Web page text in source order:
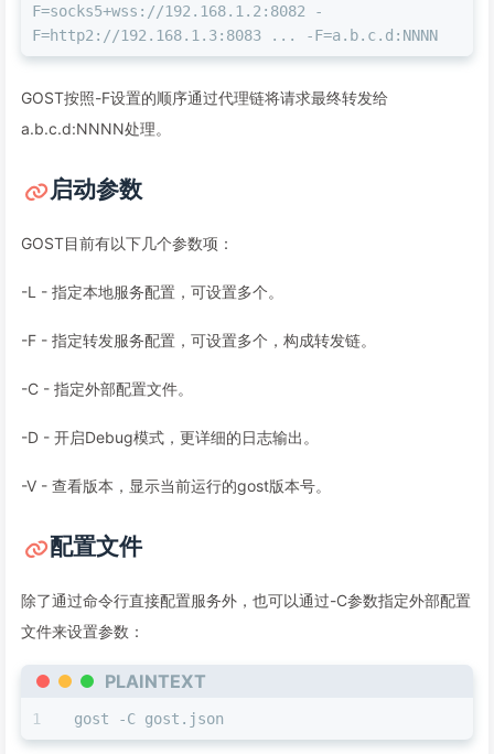
F=socks5+wss://192.168.1.2:8082 -
F=http2://192.168.1.3:8083 ... -F=a.b.c.d:NNNN
GOST按照-F设置的顺序通过代理链将请求最终转发给
a.b.c.d:NNNN处理。
启动参数
GOST目前有以下几个参数项：
-L - 指定本地服务配置，可设置多个。
-F - 指定转发服务配置，可设置多个，构成转发链。
-C - 指定外部配置文件。
-D - 开启Debug模式，更详细的日志输出。
-V - 查看版本，显示当前运行的gost版本号。
配置文件
除了通过命令行直接配置服务外，也可以通过-C参数指定外部配置
文件来设置参数：
PLAINTEXT
gost -C gost.json